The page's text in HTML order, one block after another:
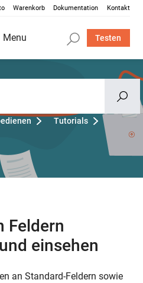
Warenkorb Dokumentation Kontakt
Menu Testen
Tutorials
Feldern
einsehen
an Standard-Feldern sowie